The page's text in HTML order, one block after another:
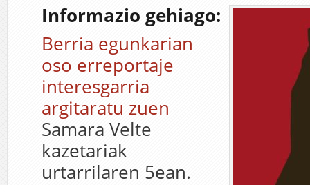
Informazio gehiago:
Berria egunkarian
oso erreportaje
interesgarria
argitaratu zuen
Samara Velte
kazetariak
urtarrilaren 5ean.